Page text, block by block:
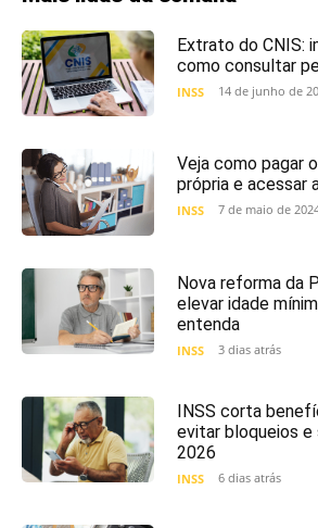
Extrato do CNIS:
como consultar
INSS 14 de junho de
Veja como pagar
própria e acessar
INSS 7 de maio de
Nova reforma da
elevar idade
entenda
INSS 3 dias atrás
INSS corta
evitar bloqueios e
2026
INSS 6 dias atrás